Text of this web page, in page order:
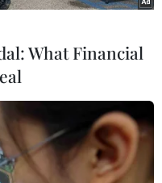
#Tỷ phú
#Ngân sách
What Financial